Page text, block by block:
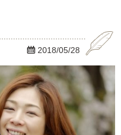
 2018/05/28